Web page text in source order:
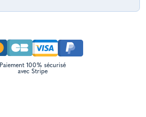
Paiement 100% sécurisé
avec Stripe